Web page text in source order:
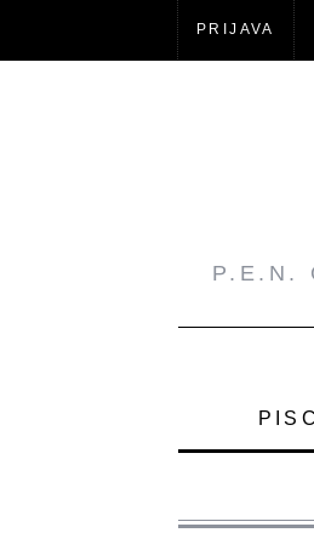
PRIJAVA
P.E.N.